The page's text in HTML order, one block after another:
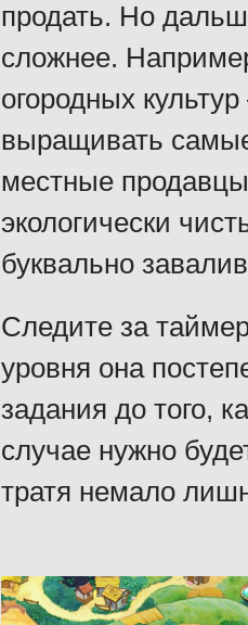
продать. Но
сложнее.
огородных
выращивать
местные
экологически
буквально
Следите за
уровня она
задания до того,
случае нужно
тратя немало